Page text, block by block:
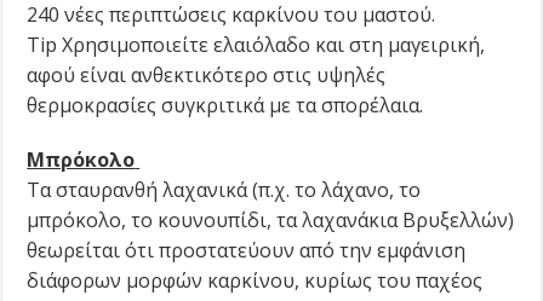
240 νέες περιπτώσεις καρκίνου του μαστού.
Tip Χρησιμοποιείτε ελαιόλαδο και στη μαγειρική,
αφού είναι ανθεκτικότερο στις υψηλές
θερμοκρασίες συγκριτικά με τα σπορέλαια.
Μπρόκολο
Τα σταυρανθή λαχανικά (π.χ. το λάχανο, το
μπρόκολο, το κουνουπίδι, τα λαχανάκια Βρυξελλών)
θεωρείται ότι προστατεύουν από την εμφάνιση
διάφορων μορφών καρκίνου, κυρίως του παχέος